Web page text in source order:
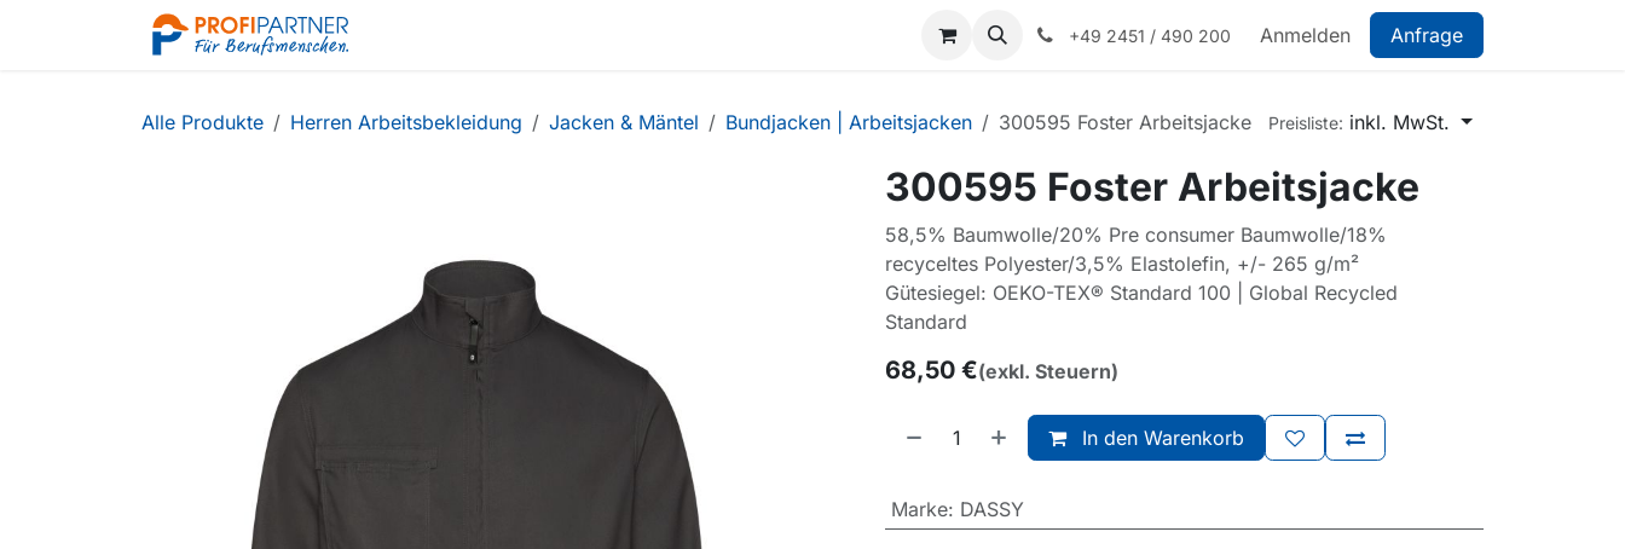
Zum Inhalt springen
+49 2451 / 490 200 Anmelden Anfrage
Alle Produkte Herren Arbeitsbekleidung Jacken & Mäntel Bundjacken | Arbeitsjacken 300595 Foster Arbeitsjacke Preisliste: inkl. MwSt.
300595 Foster Arbeitsjacke
58,5% Baumwolle/20% Pre consumer Baumwolle/18%
recyceltes Polyester/3,5% Elastolefin, +/- 265 g/m²
Gütesiegel: OEKO-TEX® Standard 100 | Global Recycled
Standard
68,50 €(exkl. Steuern)
In den Warenkorb
Marke: DASSY